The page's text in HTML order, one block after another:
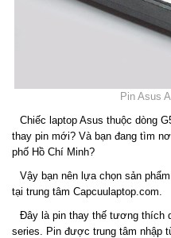
Pin Asus
Chiếc laptop Asus thuộc dòng
thay pin mới? Và bạn đang tìm
phố Hồ Chí Minh?
Vậy bạn nên lựa chọn sản
tại trung tâm Capcuulaptop.com.
Đây là pin thay thế tương thích
series. Pin được trung tâm nhập